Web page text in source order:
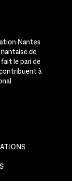
Nantes
de
le pari de
à